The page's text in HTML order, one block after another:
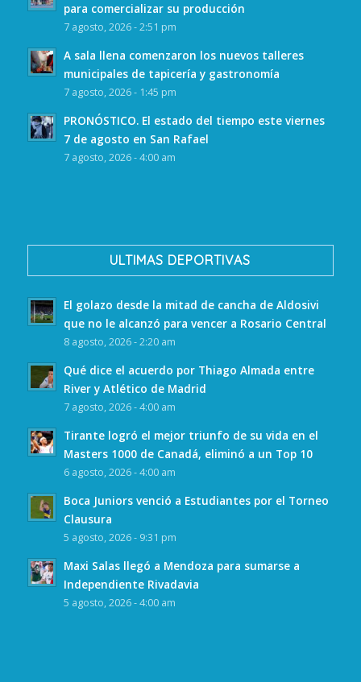
para comercializar su producción
7 agosto, 2026 - 2:51 pm
A sala llena comenzaron los nuevos talleres
municipales de tapicería y gastronomía
7 agosto, 2026 - 1:45 pm
PRONÓSTICO. El estado del tiempo este viernes
7 de agosto en San Rafael
7 agosto, 2026 - 4:00 am
ULTIMAS DEPORTIVAS
El golazo desde la mitad de cancha de Aldosivi
que no le alcanzó para vencer a Rosario Central
8 agosto, 2026 - 2:20 am
Qué dice el acuerdo por Thiago Almada entre
River y Atlético de Madrid
7 agosto, 2026 - 4:00 am
Tirante logró el mejor triunfo de su vida en el
Masters 1000 de Canadá, eliminó a un Top 10
6 agosto, 2026 - 4:00 am
Boca Juniors venció a Estudiantes por el Torneo
Clausura
5 agosto, 2026 - 9:31 pm
Maxi Salas llegó a Mendoza para sumarse a
Independiente Rivadavia
5 agosto, 2026 - 4:00 am